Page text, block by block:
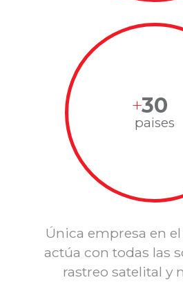
30
paises
Única empresa en
actúa con todas las
rastreo satelital y